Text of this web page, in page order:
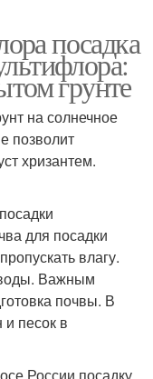
посадка
грунте
на солнечное
позволит
хризантем.
для посадки
влагу.
воды. Важным
почвы. В
песок в
России посадку